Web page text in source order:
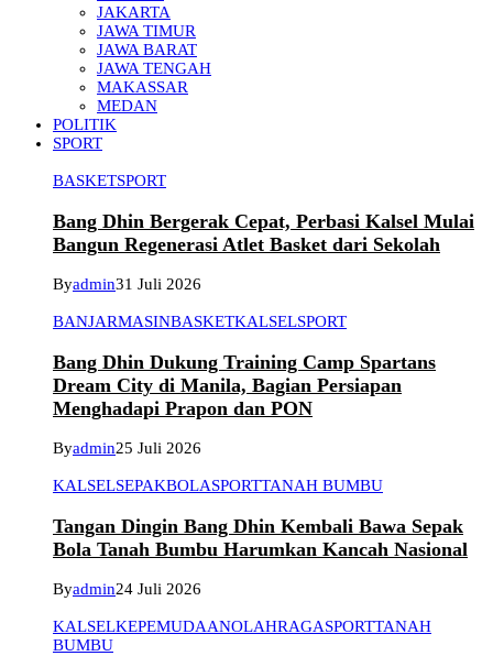
JAKARTA
JAWA TIMUR
JAWA BARAT
JAWA TENGAH
MAKASSAR
MEDAN
POLITIK
SPORT
BASKETSPORT
Bang Dhin Bergerak Cepat, Perbasi Kalsel Mulai
Bangun Regenerasi Atlet Basket dari Sekolah
Byadmin31 Juli 2026
BANJARMASINBASKETKALSELSPORT
Bang Dhin Dukung Training Camp Spartans
Dream City di Manila, Bagian Persiapan
Menghadapi Prapon dan PON
Byadmin25 Juli 2026
KALSELSEPAKBOLASPORTTANAH BUMBU
Tangan Dingin Bang Dhin Kembali Bawa Sepak
Bola Tanah Bumbu Harumkan Kancah Nasional
Byadmin24 Juli 2026
KALSELKEPEMUDAANOLAHRAGASPORTTANAH
BUMBU